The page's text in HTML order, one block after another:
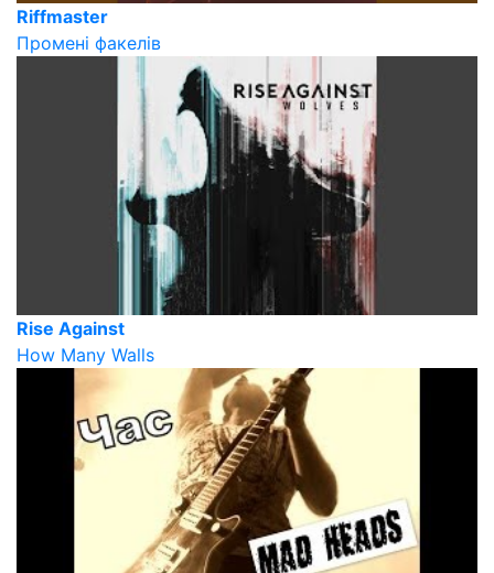
Riffmaster
Промені факелів
Rise Against
How Many Walls